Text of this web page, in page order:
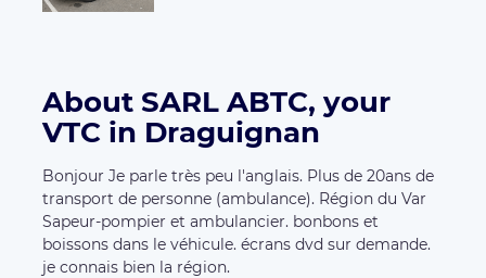
About SARL ABTC, your
VTC in Draguignan
Bonjour Je parle très peu l'anglais. Plus de 20ans de
transport de personne (ambulance). Région du Var
Sapeur-pompier et ambulancier. bonbons et
boissons dans le véhicule. écrans dvd sur demande.
je connais bien la région.